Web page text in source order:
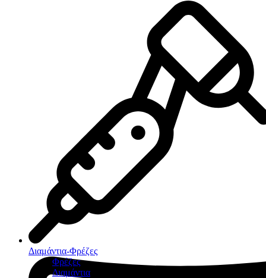
Διαμάντια-Φρέζες
Φρέζες
Διαμάντια